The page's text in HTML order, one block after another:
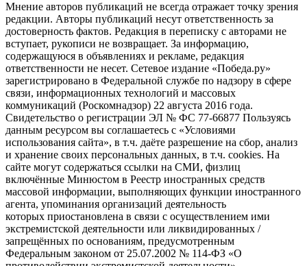
Мнение авторов публикаций не всегда отражает точку зрения
редакции. Авторы публикаций несут ответственность за
достоверность фактов. Редакция в переписку с авторами не
вступает, рукописи не возвращает. За информацию,
содержащуюся в объявлениях и рекламе, редакция
ответственности не несет. Сетевое издание «Победа.ру»
зарегистрировано в Федеральной службе по надзору в сфере
связи, информационных технологий и массовых
коммуникаций (Роскомнадзор) 22 августа 2016 года.
Свидетельство о регистрации ЭЛ № ФС 77-66877 Пользуясь
данным ресурсом вы соглашаетесь с «Условиями
использования сайта», в т.ч. даёте разрешение на сбор, анализ
и хранение своих персональных данных, в т.ч. cookies. На
сайте могут содержаться ссылки на СМИ, физлиц
включённые Минюстом в Реестр иностранных средств
массовой информации, выполняющих функции иностранного
агента, упоминания организаций деятельность
которых приостановлена в связи с осуществлением ими
экстремистской деятельности или ликвидированных /
запрещённых по основаниям, предусмотренным
Федеральным законом от 25.07.2002 № 114-ФЗ «О